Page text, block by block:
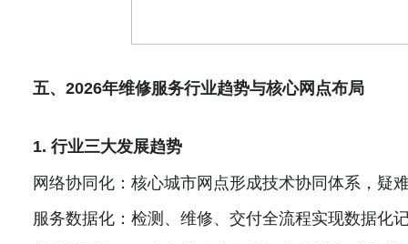
五、 2026年维修服务行业趋势与核心网点布局
1. 行业三大发展趋势
网络协同化：核心城市网点形成技术协同体系，疑
服务数据化：检测、维修、交付全流程实现数据化